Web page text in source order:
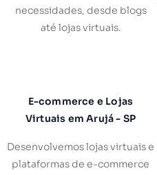
necessidades, desde blogs
até lojas virtuais.
E-commerce e Lojas
Virtuais em Arujá - SP
Desenvolvemos lojas virtuais e
plataformas de e-commerce